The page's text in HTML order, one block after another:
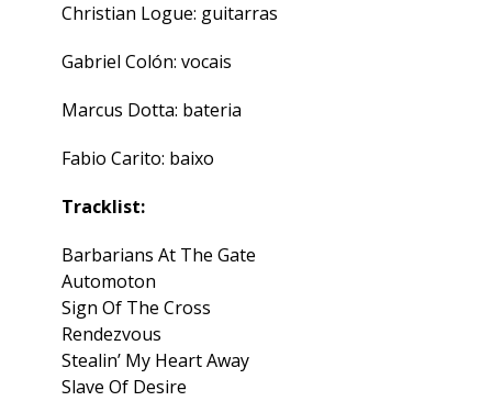
Christian Logue: guitarras
Gabriel Colón: vocais
Marcus Dotta: bateria
Fabio Carito: baixo
Tracklist:
Barbarians At The Gate
Automoton
Sign Of The Cross
Rendezvous
Stealin’ My Heart Away
Slave Of Desire